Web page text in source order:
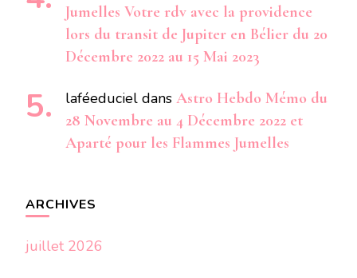
Jumelles Votre rdv avec la providence
lors du transit de Jupiter en Bélier du 20
Décembre 2022 au 15 Mai 2023
laféeduciel dans Astro Hebdo Mémo du
28 Novembre au 4 Décembre 2022 et
Aparté pour les Flammes Jumelles
ARCHIVES
juillet 2026